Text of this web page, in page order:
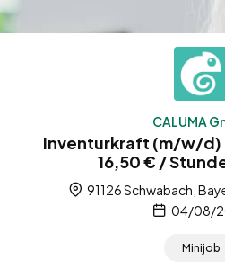
CALUMA
Inventurkraft (m/w/d)
16,50 € /
91126 Schwabach,
04/08/
Minijob